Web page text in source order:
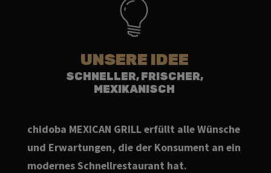
UNSERE IDEE
SCHNELLER, FRISCHER,
MEXIKANISCH
chidoba MEXICAN GRILL erfüllt alle Wünsche
und Erwartungen, die der Konsument an ein
modernes Schnellrestaurant hat.